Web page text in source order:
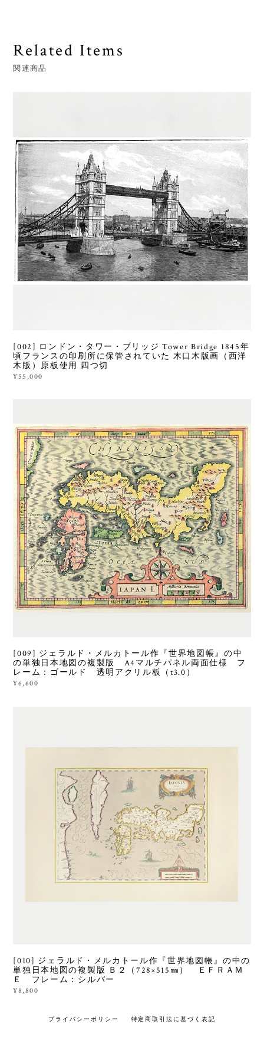
Related Items
関連商品
[002] ロンドン・タワー・ブリッジ Tower Bridge 1845年
頃フランスの印刷所に保管されていた 木口木版画（西洋
木版）原板使用 四つ切
¥55,000
[009] ジェラルド・メルカトール作『世界地図帳』の中
の単独日本地図の複製版 A4マルチパネル両面仕様 フ
レーム：ゴールド 透明アクリル板（t3.0）
¥6,600
[010] ジェラルド・メルカトール作『世界地図帳』の中の
単独日本地図の複製版 Ｂ２（728×515㎜） ＥＦＲＡＭ
Ｅ フレーム：シルバー
¥8,800
プライバシーポリシー 特定商取引法に基づく表記